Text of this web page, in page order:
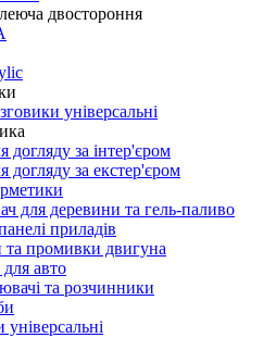
двостороння
універсальні
догляду за інтер'єром
догляду за екстер'єром
для деревини та гель-паливо
приладів
промивки двигуна
авто
та розчинники